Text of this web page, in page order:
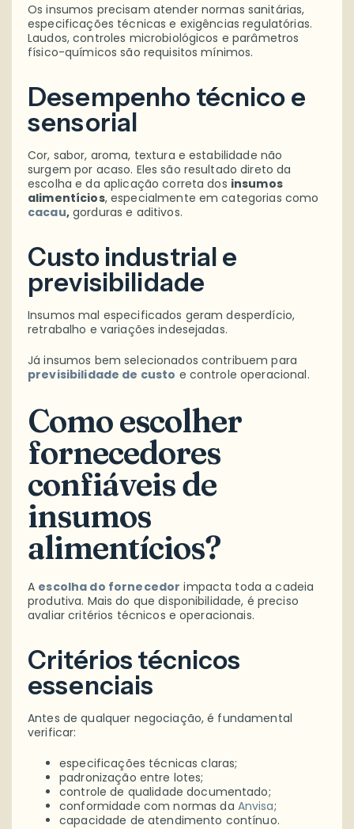
Os insumos precisam atender normas sanitárias,
especificações técnicas e exigências regulatórias.
Laudos, controles microbiológicos e parâmetros
físico-químicos são requisitos mínimos.
Desempenho técnico e
sensorial
Cor, sabor, aroma, textura e estabilidade não
surgem por acaso. Eles são resultado direto da
escolha e da aplicação correta dos insumos
alimentícios, especialmente em categorias como
cacau,gorduras e aditivos.
Custo industrial e
previsibilidade
Insumos mal especificados geram desperdício,
retrabalho e variações indesejadas.
Já insumos bem selecionados contribuem para
previsibilidade de custo e controle operacional.
Como escolher
fornecedores
confiáveis de
insumos
alimentícios?
A escolha do fornecedor impacta toda a cadeia
produtiva. Mais do que disponibilidade, é preciso
avaliar critérios técnicos e operacionais.
Critérios técnicos
essenciais
Antes de qualquer negociação, é fundamental
verificar:
especificações técnicas claras;
padronização entre lotes;
controle de qualidade documentado;
conformidade com normas da Anvisa;
capacidade de atendimento contínuo.